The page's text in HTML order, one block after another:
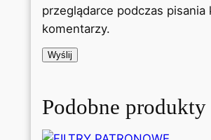
przeglądarce podczas pisania
komentarzy.
Podobne produkty